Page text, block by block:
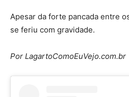
Apesar da forte pancada entre
se feriu com gravidade.
Por LagartoComoEuVejo.com.br